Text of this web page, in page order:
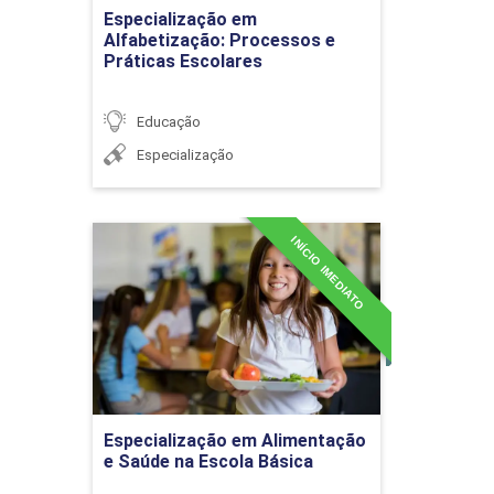
A BNCC e a organização
curricular da educação
AVALIAÇÃO E APRENDIZAGEM
Avaliação no processo
educativo
Especialização em
Alfabetização: Processos e
Práticas Escolares
Educação
Especialização
Especialização em Alimentação
e Saúde na Escola Básica
INÍCIO IMEDIATO
Especialização em
Alimentação e Saúde na
Escola Básica
Detalhes do curso